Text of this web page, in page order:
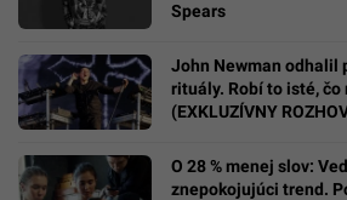
Spears
John Newman odhalil
rituály. Robí to isté,
(EXKLUZÍVNY
O 28 % menej slov:
znepokojujúci trend.